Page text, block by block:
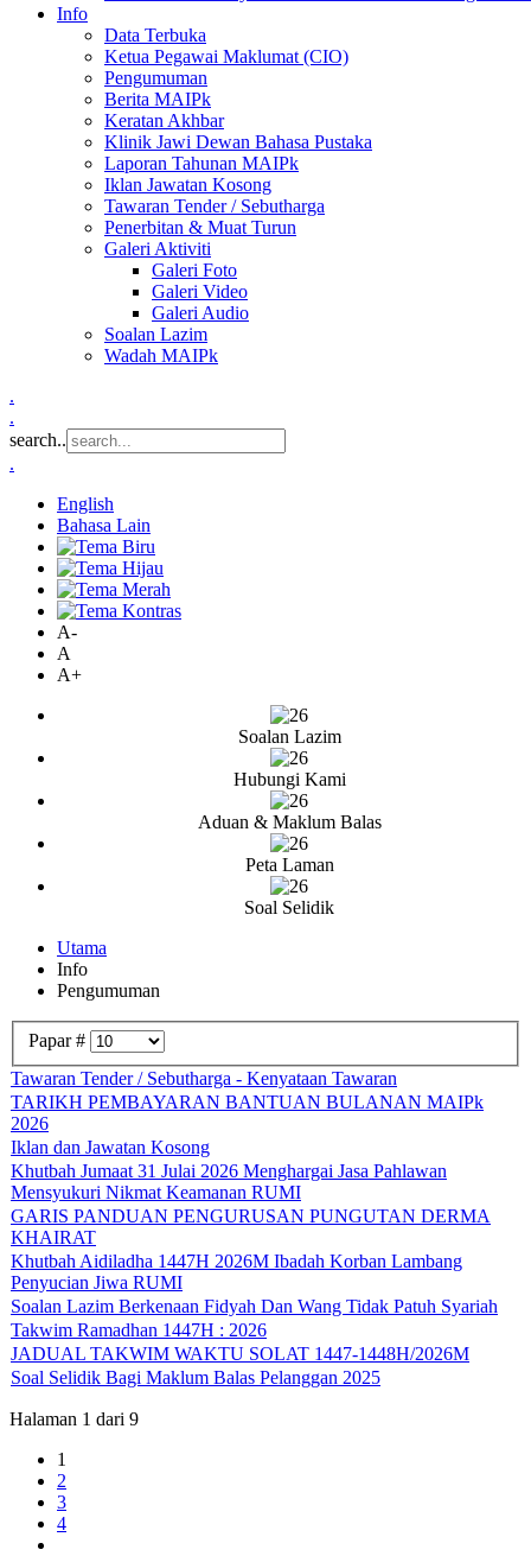
Info
Data Terbuka
Ketua Pegawai Maklumat (CIO)
Pengumuman
Berita MAIPk
Keratan Akhbar
Klinik Jawi Dewan Bahasa Pustaka
Laporan Tahunan MAIPk
Iklan Jawatan Kosong
Tawaran Tender / Sebutharga
Penerbitan & Muat Turun
Galeri Aktiviti
Galeri Foto
Galeri Video
Galeri Audio
Soalan Lazim
Wadah MAIPk
.
.
search..
.
English
Bahasa Lain
A-
A
A+
Soalan Lazim
Hubungi Kami
Aduan & Maklum Balas
Peta Laman
Soal Selidik
Utama
Info
Pengumuman
Papar #
Tawaran Tender / Sebutharga - Kenyataan Tawaran
TARIKH PEMBAYARAN BANTUAN BULANAN MAIPk
2026
Iklan dan Jawatan Kosong
Khutbah Jumaat 31 Julai 2026 Menghargai Jasa Pahlawan
Mensyukuri Nikmat Keamanan RUMI
GARIS PANDUAN PENGURUSAN PUNGUTAN DERMA
KHAIRAT
Khutbah Aidiladha 1447H 2026M Ibadah Korban Lambang
Penyucian Jiwa RUMI
Soalan Lazim Berkenaan Fidyah Dan Wang Tidak Patuh Syariah
Takwim Ramadhan 1447H : 2026
JADUAL TAKWIM WAKTU SOLAT 1447-1448H/2026M
Soal Selidik Bagi Maklum Balas Pelanggan 2025
Halaman 1 dari 9
1
2
3
4